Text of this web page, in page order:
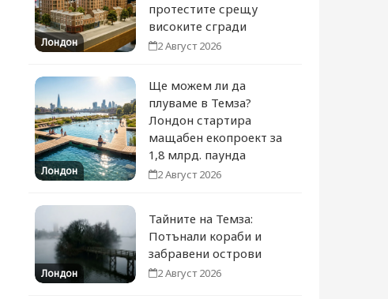
Лондон
протестите срещу
високите сгради
2 Август 2026
Лондон
Ще можем ли да
плуваме в Темза?
Лондон стартира
мащабен екопроект за
1,8 млрд. паунда
2 Август 2026
Лондон
Тайните на Темза:
Потънали кораби и
забравени острови
2 Август 2026